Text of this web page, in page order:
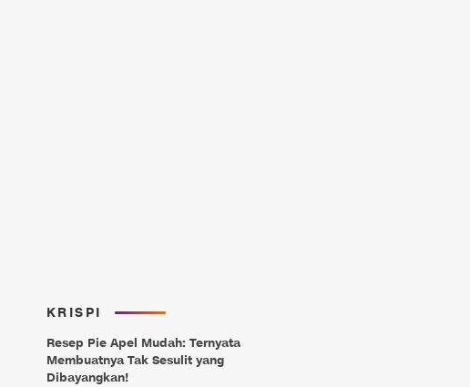
KRISPI
Resep Pie Apel Mudah: Ternyata
Membuatnya Tak Sesulit yang
Dibayangkan!